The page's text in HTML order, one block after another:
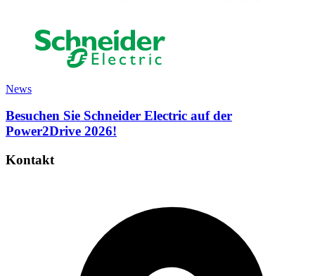
News
Besuchen Sie Schneider Electric auf der
Power2Drive 2026!
Kontakt